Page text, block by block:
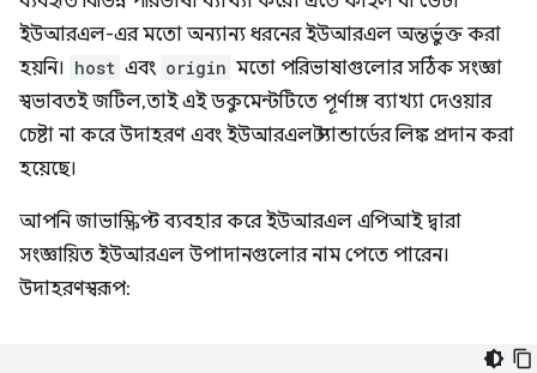
ইউআরএল-এর মতো অন্যান্য ধরনের ইউআরএল অন্তর্ভুক্ত করা
হয়নি। host এবং origin মতো পরিভাষাগুলোর সঠিক সংজ্ঞা
স্বভাবতই জটিল, তাই এই ডকুমেন্টটিতে পূর্ণাঙ্গ ব্যাখ্যা দেওয়ার
চেষ্টা না করে উদাহরণ এবং ইউআরএল স্ট্যান্ডার্ডের লিঙ্ক প্রদান করা
হয়েছে।
আপনি জাভাস্ক্রিপ্ট ব্যবহার করে ইউআরএল এপিআই দ্বারা
সংজ্ঞায়িত ইউআরএল উপাদানগুলোর নাম পেতে পারেন।
উদাহরণস্বরূপ: